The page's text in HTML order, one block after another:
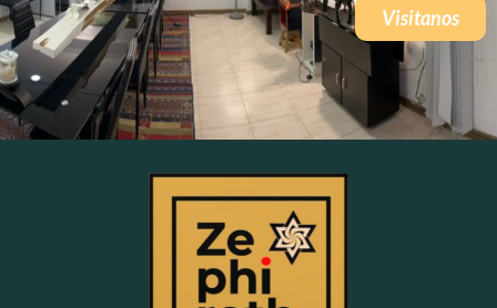
Visitanos